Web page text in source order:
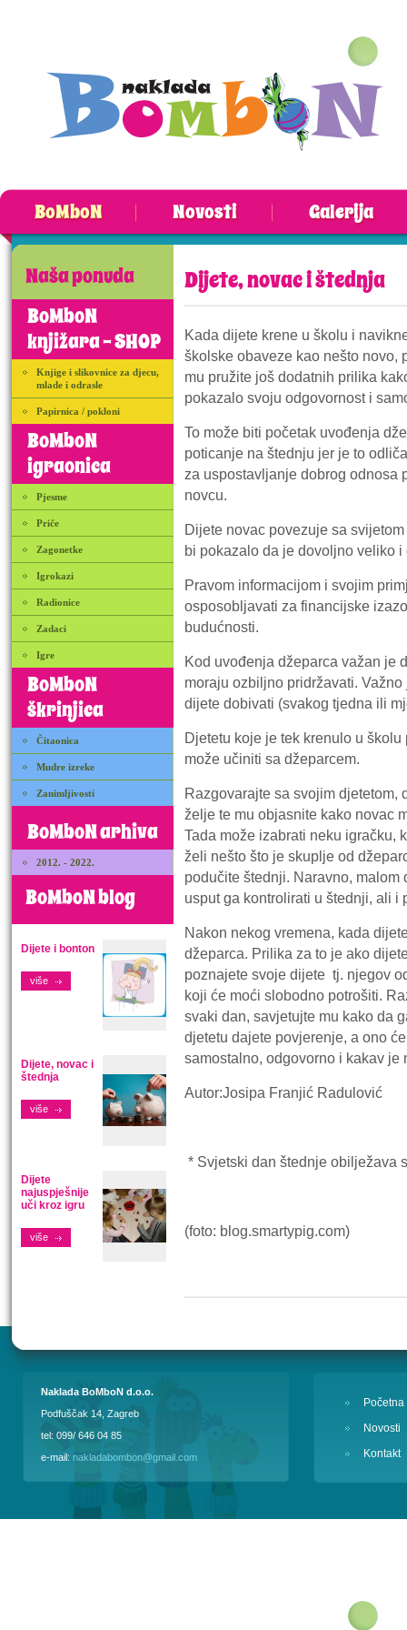
BoMboN Novosti Galerija
Naša ponuda
BoMboN
knjižara - SHOP
Knjige i slikovnice za djecu,
mlade i odrasle
Papirnica / pokloni
BoMboN
igraonica
Pjesme
Priče
Zagonetke
Igrokazi
Radionice
Zadaci
Igre
BoMboN
škrinjica
Čitaonica
Mudre izreke
Zanimljivosti
BoMboN arhiva
2012. - 2022.
BoMboN blog
Dijete i bonton
više
Dijete, novac i
štednja
više
Dijete
najuspješnije
uči kroz igru
više
Dijete, novac i štednja
Kada dijete krene u školu i
školske obaveze kao nešto novo,
mu pružite još dodatnih prilika
pokazalo svoju odgovornost i
To može biti početak uvođenja
poticanje na štednju jer je to
za uspostavljanje dobrog odnosa
novcu.
Dijete novac povezuje sa
bi pokazalo da je dovoljno veliko
Pravom informacijom i svojim
osposobljavati za financijske
budućnosti.
Kod uvođenja džeparca važan je
moraju ozbiljno pridržavati.
dijete dobivati (svakog tjedna ili
Djetetu koje je tek krenulo u
može učiniti sa džeparcem.
Razgovarajte sa svojim djetetom,
želje te mu objasnite kako novac
Tada može izabrati neku igračku,
želi nešto što je skuplje od
podučite štednji. Naravno,
usput ga kontrolirati u štednji, ali
Nakon nekog vremena, kada
džeparca. Prilika za to je ako
poznajete svoje dijete tj. njegov
koji će moći slobodno potrošiti.
svaki dan, savjetujte mu kako da
djetetu dajete povjerenje, a ono
samostalno, odgovorno i kakav je
Autor:Josipa Franjić Radulović
* Svjetski dan štednje obilježava
(foto: blog.smartypig.com)
Naklada BoMboN d.o.o.
Podfuščak 14, Zagreb
tel: 099/ 646 04 85
e-mail: nakladabombon@gmail.com
Početna
Novosti
Kontakt